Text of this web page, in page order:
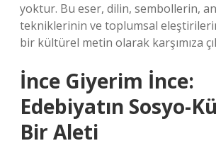
yoktur. Bu eser, dilin, sembollerin,
tekniklerinin ve toplumsal
bir kültürel metin olarak karşımıza
İnce Giyerim İnce:
Edebiyatın Sosyo-
Bir Aleti